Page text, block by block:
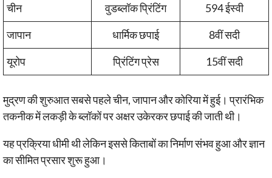
चीन वुडब्लॉक प्रिंटिंग
594 ईस्वी
जापान
धार्मिक छपाई
8वीं सदी
यूरोप
प्रिंटिंग प्रेस 15वीं सदी
मुद्रण की शुरुआत सबसे पहले चीन, जापान और कोरिया में हुई। प्रारंभिक
तकनीक में लकड़ी के ब्लॉकों पर अक्षर उकेरकर छपाई की जाती थी।
यह प्रक्रिया धीमी थी लेकिन इससे किताबों का निर्माण संभव हुआ और ज्ञान
का सीमित प्रसार शुरू हुआ।